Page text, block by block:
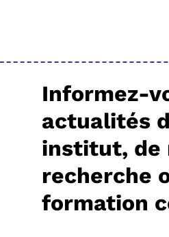
Informez-
actualités
institut, de
recherche
formation